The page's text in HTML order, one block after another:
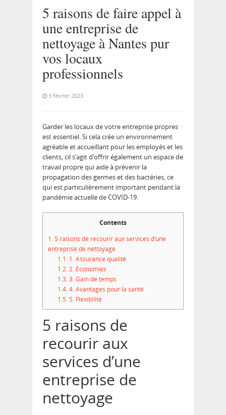
5 raisons de faire appel à
une entreprise de
nettoyage à Nantes pur
vos locaux
professionnels
3 février 2023
Garder les locaux de votre entreprise propres
est essentiel. Si cela crée un environnement
agréable et accueillant pour les employés et les
clients, cil s’agit d’offrir également un espace de
travail propre qui aide à prévenir la
propagation des germes et des bactéries, ce
qui est particulièrement important pendant la
pandémie actuelle de COVID-19.
Contents
1.5 raisons de recourir aux services d’une
entreprise de nettoyage
1.1.1. Assurance qualité
1.2.2. Économies
1.3.3. Gain de temps
1.4.4. Avantages pour la santé
1.5.5. Flexibilité
5 raisons de
recourir aux
services d’une
entreprise de
nettoyage